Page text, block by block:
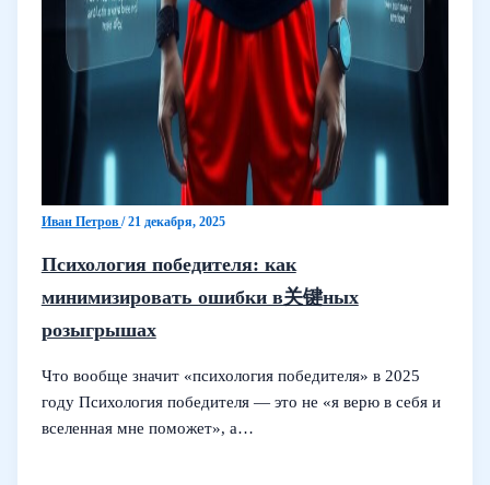
Иван Петров /21 декабря, 2025
Психология победителя: как
минимизировать ошибки в关键ных
розыгрышах
Что вообще значит «психология победителя» в 2025
году Психология победителя — это не «я верю в себя и
вселенная мне поможет», а…